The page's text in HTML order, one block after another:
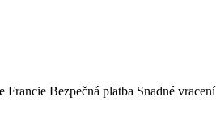
Francie Bezpečná platba Snadné vracení